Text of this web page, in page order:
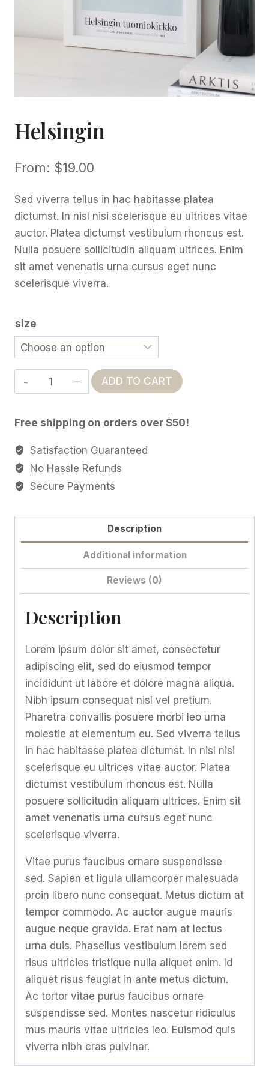
Helsingin
From: $19.00
Sed viverra tellus in hac habitasse platea
dictumst. In nisl nisi scelerisque eu ultrices vitae
auctor. Platea dictumst vestibulum rhoncus est.
Nulla posuere sollicitudin aliquam ultrices. Enim
sit amet venenatis urna cursus eget nunc
scelerisque viverra.
size
Helsingin
quantity
ADD TO CART
Free shipping on orders over $50!
Satisfaction Guaranteed
No Hassle Refunds
Secure Payments
Description
Additional information
Reviews (0)
Description
Lorem ipsum dolor sit amet, consectetur
adipiscing elit, sed do eiusmod tempor
incididunt ut labore et dolore magna aliqua.
Nibh ipsum consequat nisl vel pretium.
Pharetra convallis posuere morbi leo urna
molestie at elementum eu. Sed viverra tellus
in hac habitasse platea dictumst. In nisl nisi
scelerisque eu ultrices vitae auctor. Platea
dictumst vestibulum rhoncus est. Nulla
posuere sollicitudin aliquam ultrices. Enim sit
amet venenatis urna cursus eget nunc
scelerisque viverra.
Vitae purus faucibus ornare suspendisse
sed. Sapien et ligula ullamcorper malesuada
proin libero nunc consequat. Metus dictum at
tempor commodo. Ac auctor augue mauris
augue neque gravida. Erat nam at lectus
urna duis. Phasellus vestibulum lorem sed
risus ultricies tristique nulla aliquet enim. Id
aliquet risus feugiat in ante metus dictum.
Ac tortor vitae purus faucibus ornare
suspendisse sed. Montes nascetur ridiculus
mus mauris vitae ultricies leo. Euismod quis
viverra nibh cras pulvinar.